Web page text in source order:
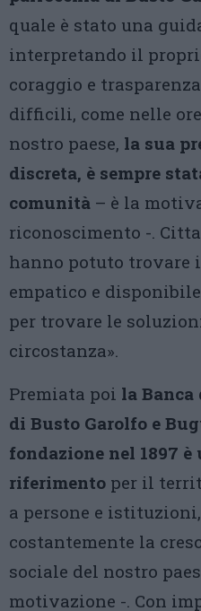
quale è stato una
interpretando il
coraggio e
difficili, come nelle
nostro paese, la sua
discreta, è sempre
comunità – è la
riconoscimento -.
hanno potuto
empatico e
per trovare le
circostanza».
Premiata poi la
di Busto Garolfo e
fondazione nel 1897
riferimento per il
a persone e
costantemente la
sociale del nostro
motivazione -. Con